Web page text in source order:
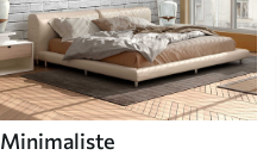
Minimaliste